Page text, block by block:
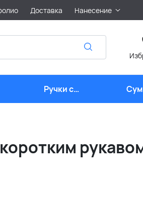
Доставка Нанесение
Ручки с
логотипом